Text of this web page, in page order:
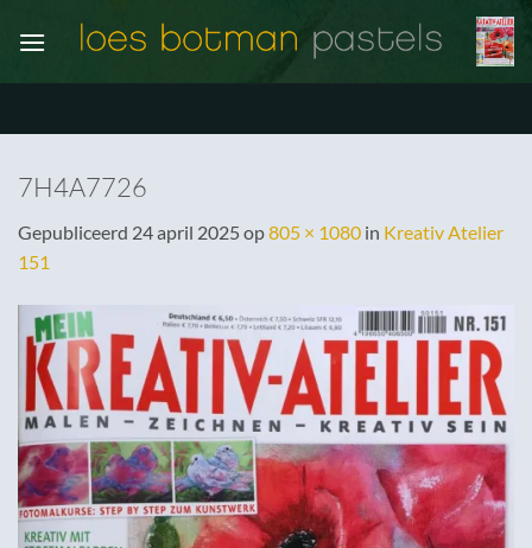
naar
7H4A7726
Gepubliceerd 24 april 2025 op805 × 1080 in Kreativ Atelier
151